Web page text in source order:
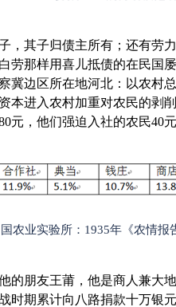
其子归债主所有；还有劳力
劳那样用喜儿抵债的在民国
冀边区所在地河北：以农村
本进入农村加重对农民的剥
元，他们强迫入社的农民40
国农业实验所：1935年《农情
朋友王莆，他是商人兼大地
时期累计向八路捐款十万银